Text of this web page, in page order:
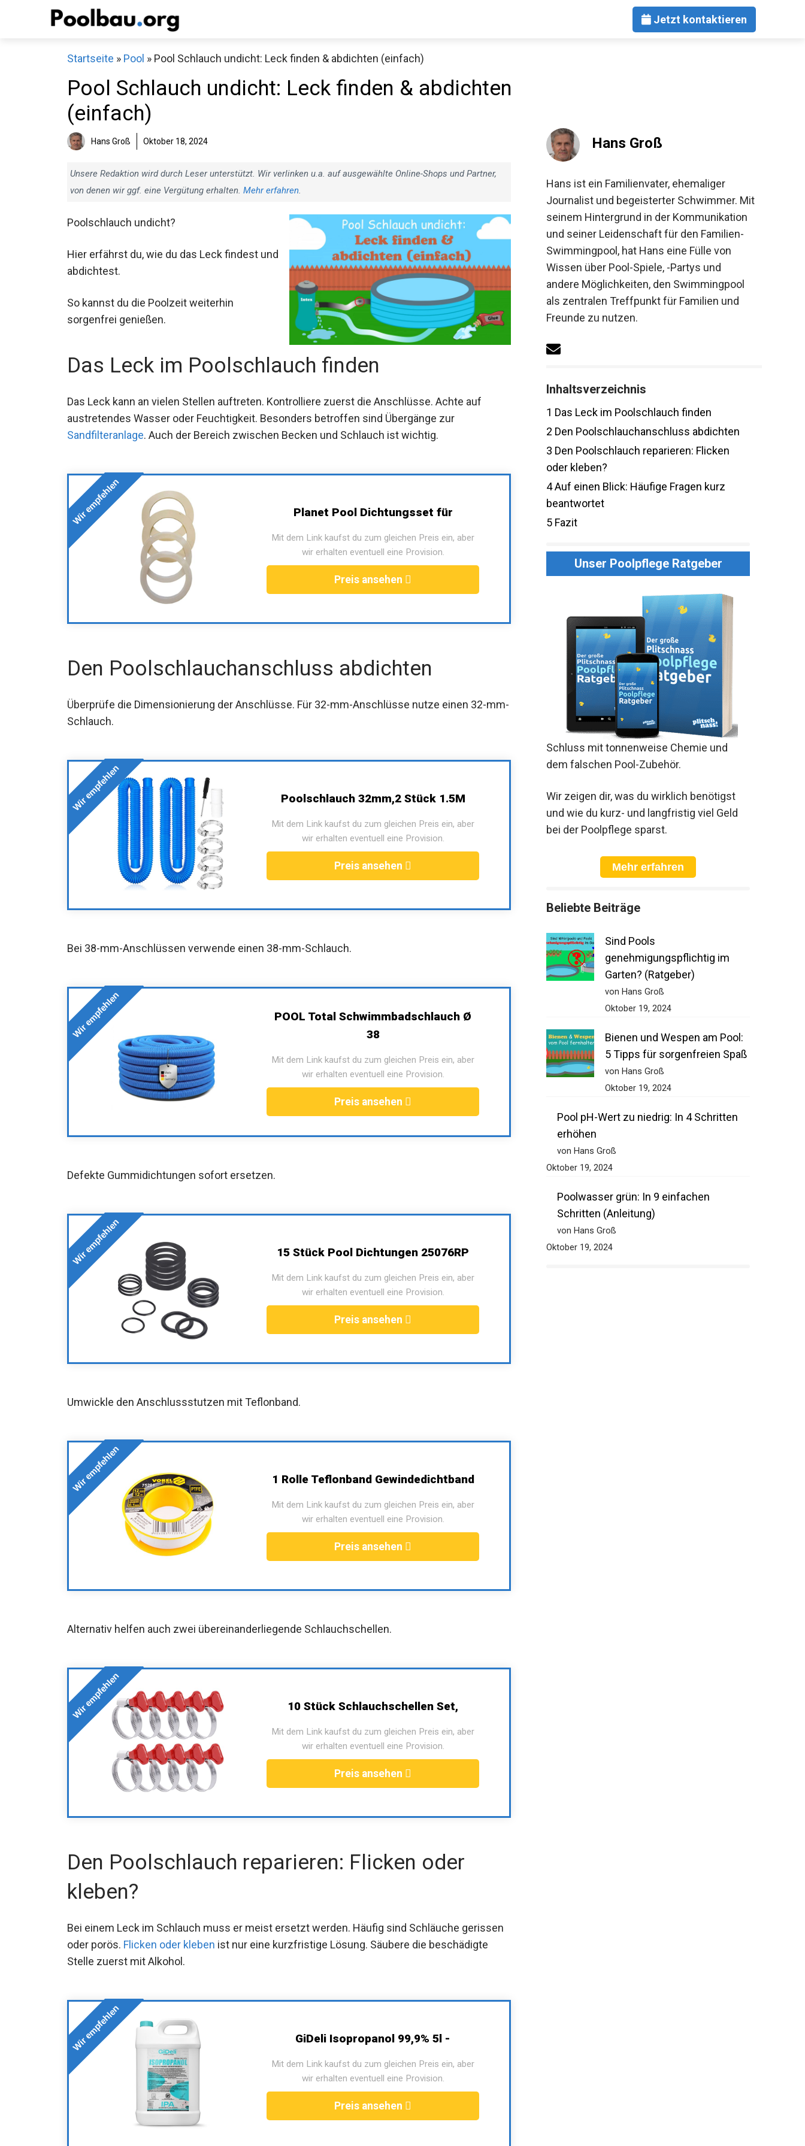
Jetzt kontaktieren
Startseite » Pool » Pool Schlauch undicht: Leck finden & abdichten (einfach)
Pool Schlauch undicht: Leck finden & abdichten
(einfach)
Hans Groß Oktober 18, 2024
Unsere Redaktion wird durch Leser unterstützt. Wir verlinken u.a. auf ausgewählte Online-Shops und Partner,
von denen wir ggf. eine Vergütung erhalten. Mehr erfahren.
Poolschlauch undicht?
Hier erfährst du, wie du das Leck findest und
abdichtest.
So kannst du die Poolzeit weiterhin
sorgenfrei genießen.
Das Leck im Poolschlauch finden
Das Leck kann an vielen Stellen auftreten. Kontrolliere zuerst die Anschlüsse. Achte auf
austretendes Wasser oder Feuchtigkeit. Besonders betroffen sind Übergänge zur
Sandfilteranlage. Auch der Bereich zwischen Becken und Schlauch ist wichtig.
Wir empfehlen Planet Pool Dichtungsset für
Mit dem Link kaufst du zum gleichen Preis ein, aber
wir erhalten eventuell eine Provision.
Preis ansehen
Den Poolschlauchanschluss abdichten
Überprüfe die Dimensionierung der Anschlüsse. Für 32-mm-Anschlüsse nutze einen 32-mm-
Schlauch.
Wir empfehlen Poolschlauch 32mm,2 Stück 1.5M
Mit dem Link kaufst du zum gleichen Preis ein, aber
wir erhalten eventuell eine Provision.
Preis ansehen
Bei 38-mm-Anschlüssen verwende einen 38-mm-Schlauch.
Wir empfehlen
POOL Total Schwimmbadschlauch Ø
38
Mit dem Link kaufst du zum gleichen Preis ein, aber
wir erhalten eventuell eine Provision.
Preis ansehen
Defekte Gummidichtungen sofort ersetzen.
Wir empfehlen 15 Stück Pool Dichtungen 25076RP
Mit dem Link kaufst du zum gleichen Preis ein, aber
wir erhalten eventuell eine Provision.
Preis ansehen
Umwickle den Anschlussstutzen mit Teflonband.
Wir empfehlen 1 Rolle Teflonband Gewindedichtband
Mit dem Link kaufst du zum gleichen Preis ein, aber
wir erhalten eventuell eine Provision.
Preis ansehen
Alternativ helfen auch zwei übereinanderliegende Schlauchschellen.
Wir empfehlen 10 Stück Schlauchschellen Set,
Mit dem Link kaufst du zum gleichen Preis ein, aber
wir erhalten eventuell eine Provision.
Preis ansehen
Den Poolschlauch reparieren: Flicken oder
kleben?
Bei einem Leck im Schlauch muss er meist ersetzt werden. Häufig sind Schläuche gerissen
oder porös. Flicken oder kleben ist nur eine kurzfristige Lösung. Säubere die beschädigte
Stelle zuerst mit Alkohol.
Wir empfehlen GiDeli Isopropanol 99,9% 5l -
Mit dem Link kaufst du zum gleichen Preis ein, aber
wir erhalten eventuell eine Provision.
Preis ansehen
Hans Groß
Hans ist ein Familienvater, ehemaliger
Journalist und begeisterter Schwimmer. Mit
seinem Hintergrund in der Kommunikation
und seiner Leidenschaft für den Familien-
Swimmingpool, hat Hans eine Fülle von
Wissen über Pool-Spiele, -Partys und
andere Möglichkeiten, den Swimmingpool
als zentralen Treffpunkt für Familien und
Freunde zu nutzen.
Inhaltsverzeichnis
1 Das Leck im Poolschlauch finden
2 Den Poolschlauchanschluss abdichten
3 Den Poolschlauch reparieren: Flicken
oder kleben?
4Auf einen Blick: Häufige Fragen kurz
beantwortet
5 Fazit
Unser Poolpflege Ratgeber
Schluss mit tonnenweise Chemie und
dem falschen Pool-Zubehör.
Wir zeigen dir, was du wirklich benötigst
und wie du kurz- und langfristig viel Geld
bei der Poolpflege sparst.
Mehr erfahren
Beliebte Beiträge
Sind Pools
genehmigungspflichtig im
Garten? (Ratgeber)
von Hans Groß
Oktober 19, 2024
Bienen und Wespen am Pool:
5 Tipps für sorgenfreien Spaß
von Hans Groß
Oktober 19, 2024
Pool pH-Wert zu niedrig: In 4 Schritten
erhöhen
von Hans Groß
Oktober 19, 2024
Poolwasser grün: In 9 einfachen
Schritten (Anleitung)
von Hans Groß
Oktober 19, 2024